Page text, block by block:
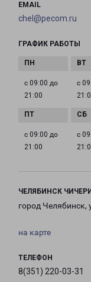
EMAIL
chel@pecom.ru
ГРАФИК РАБОТЫ
с 09:00 до
21:00
с
с 09:00 до
21:00
с
ЧЕЛЯБИНСК
город Челябинск,
на карте
ТЕЛЕФОН
8(351) 220-03-31